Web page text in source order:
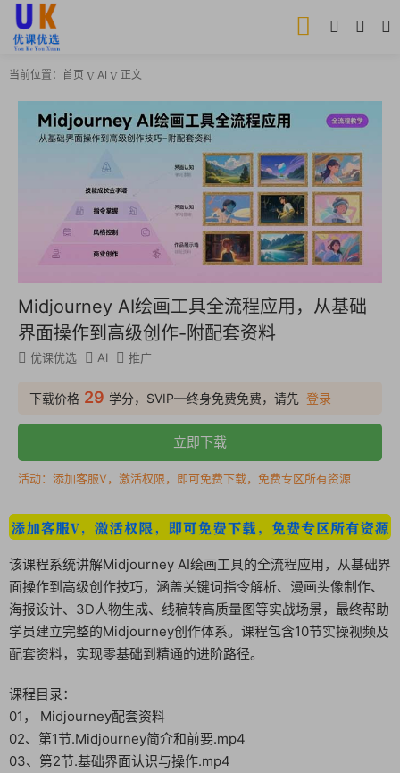
当前位置： 首页 AI 正文
Midjourney AI绘画工具全流程应用，从基础
界面操作到高级创作-附配套资料
优课优选 AI 推广
下载价格 29 学分，SVIP—终身免费免费，请先 登录
立即下载
活动：添加客服V，激活权限，即可免费下载，免费专区所有资源
该课程系统讲解Midjourney AI绘画工具的全流程应用，从基础界
面操作到高级创作技巧，涵盖关键词指令解析、漫画头像制作、
海报设计、3D人物生成、线稿转高质量图等实战场景，最终帮助
学员建立完整的Midjourney创作体系。课程包含10节实操视频及
配套资料，实现零基础到精通的进阶路径。
课程目录：
01， Midjourney配套资料
02、第1节.Midjourney简介和前要.mp4
03、第2节.基础界面认识与操作.mp4